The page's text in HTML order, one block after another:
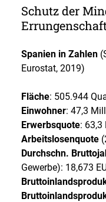
Schutz der
Spanien in Zahlen
Eurostat, 2019)
Fläche: 505.944
Einwohner: 47,3
Erwerbsquote: 63,3
Arbeitslosenquote
Durchschn.
Gewerbe): 18,673